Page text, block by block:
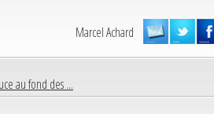
Marcel Achard
au fond des ...